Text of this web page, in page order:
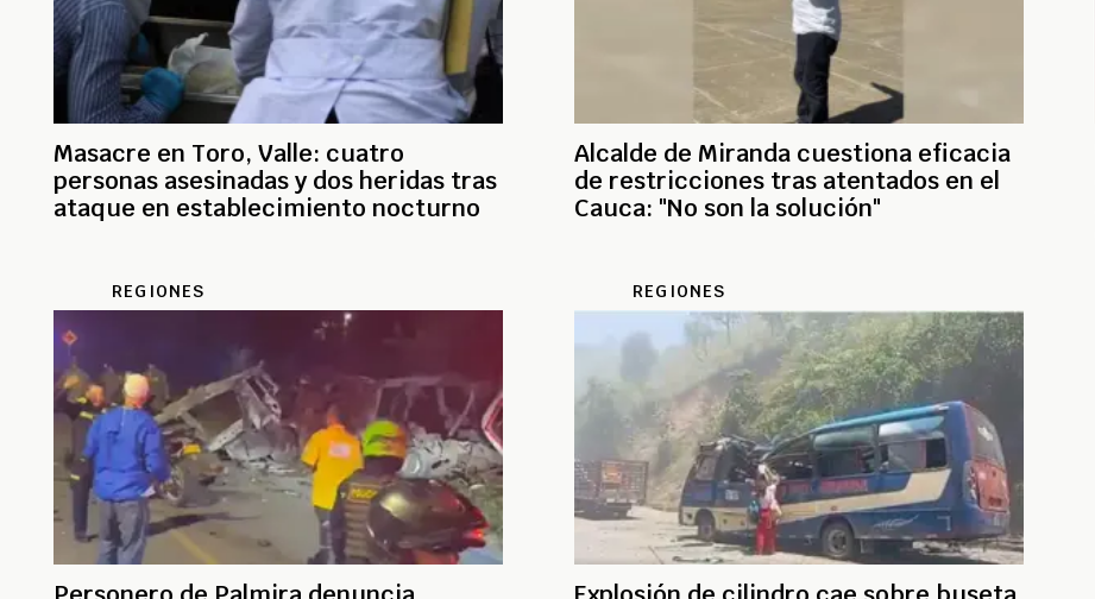
Masacre en Toro, Valle: cuatro
personas asesinadas y dos heridas tras
ataque en establecimiento nocturno
Alcalde de Miranda cuestiona eficacia
de restricciones tras atentados en el
Cauca: "No son la solución"
REGIONES REGIONES